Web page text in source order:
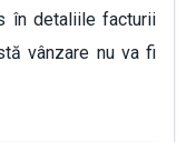
în detaliile facturii
vânzare nu va fi